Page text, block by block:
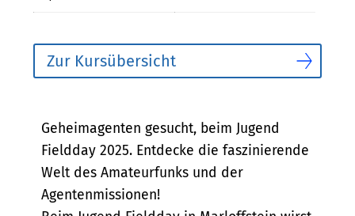
Zur Kursübersicht
Bescheibung
Geheimagenten gesucht, beim Jugend
Fieldday 2025. Entdecke die faszinierende
Welt des Amateurfunks und der
Agentenmissionen!